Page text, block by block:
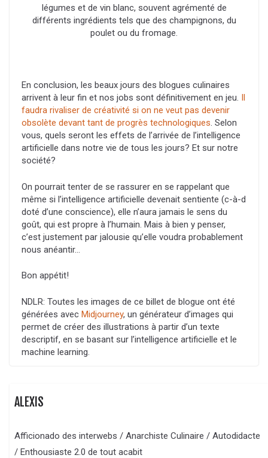
légumes et de vin blanc, souvent agrémenté de
différents ingrédients tels que des champignons, du
poulet ou du fromage.
En conclusion, les beaux jours des blogues culinaires
arrivent à leur fin et nos jobs sont définitivement en jeu. Il
faudra rivaliser de créativité si on ne veut pas devenir
obsolète devant tant de progrès technologiques. Selon
vous, quels seront les effets de l’arrivée de l’intelligence
artificielle dans notre vie de tous les jours? Et sur notre
société?
On pourrait tenter de se rassurer en se rappelant que
même si l’intelligence artificielle devenait sentiente (c-à-d
doté d’une conscience), elle n’aura jamais le sens du
goût, qui est propre à l’humain. Mais à bien y penser,
c’est justement par jalousie qu’elle voudra probablement
nous anéantir…
Bon appétit!
NDLR: Toutes les images de ce billet de blogue ont été
générées avec Midjourney, un générateur d’images qui
permet de créer des illustrations à partir d’un texte
descriptif, en se basant sur l’intelligence artificielle et le
machine learning.
ALEXIS
Afficionado des interwebs / Anarchiste Culinaire / Autodidacte
/ Enthousiaste 2.0 de tout acabit